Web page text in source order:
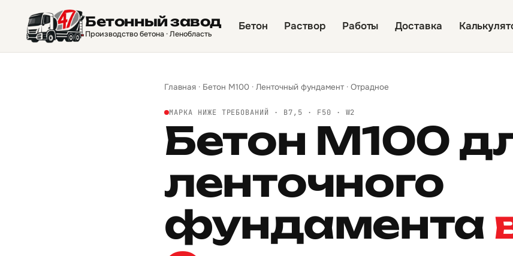
Бетонный завод
Производство бетона · Ленобласть
Бетон Раствор Работы Доставка
Главная · Бетон М100 · Ленточный фундамент · Отрадное
МАРКА НИЖЕ ТРЕБОВАНИЙ · B7,5 · F50 · W2
Бетон М100
ленточного
фундамента